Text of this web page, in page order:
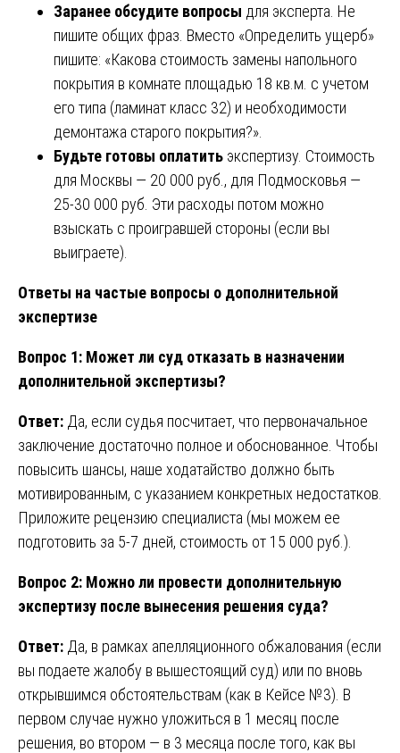
Заранее обсудите вопросы для эксперта. Не
пишите общих фраз. Вместо «Определить ущерб»
пишите: «Какова стоимость замены напольного
покрытия в комнате площадью 18 кв.м. с учетом
его типа (ламинат класс 32) и необходимости
демонтажа старого покрытия?».
Будьте готовы оплатить экспертизу. Стоимость
для Москвы — 20 000 руб., для Подмосковья —
25-30 000 руб. Эти расходы потом можно
взыскать с проигравшей стороны (если вы
выиграете).
Ответы на частые вопросы о дополнительной
экспертизе
Вопрос 1: Может ли суд отказать в назначении
дополнительной экспертизы?
Ответ: Да, если судья посчитает, что первоначальное
заключение достаточно полное и обоснованное. Чтобы
повысить шансы, наше ходатайство должно быть
мотивированным, с указанием конкретных недостатков.
Приложите рецензию специалиста (мы можем ее
подготовить за 5-7 дней, стоимость от 15 000 руб.).
Вопрос 2: Можно ли провести дополнительную
экспертизу после вынесения решения суда?
Ответ: Да, в рамках апелляционного обжалования (если
вы подаете жалобу в вышестоящий суд) или по вновь
открывшимся обстоятельствам (как в Кейсе №3). В
первом случае нужно уложиться в 1 месяц после
решения, во втором — в 3 месяца после того, как вы